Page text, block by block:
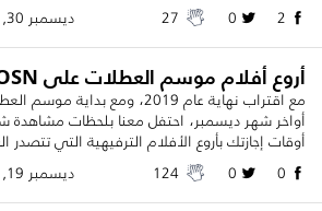
ديسمبر 30, 2019 •
أروع أفلام موسم العطلات على OSN!
مع اقتراب نهاية عام 2019، ومع بداية
أواخر شهر ديسمبر، احتفل معنا بلحظات مشاهدة
أوقات إجازتك بأروع الأفلام الترفيهية التي تتصدر
ديسمبر 19, 2019 •